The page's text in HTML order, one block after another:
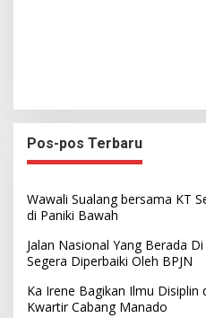
Pos-pos Terbaru
Wawali Sualang bersama KT
di Paniki Bawah
Jalan Nasional Yang Berada
Segera Diperbaiki Oleh BPJN
Ka Irene Bagikan Ilmu Disiplin
Kwartir Cabang Manado